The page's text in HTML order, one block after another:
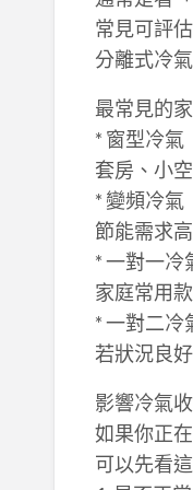
常見可評
分離式冷氣
最常見的
* 窗型冷氣
套房、小
* 變頻冷氣
節能需求
* 一對一冷
家庭常用
* 一對二冷
若狀況良
影響冷氣
如果你正
可以先看